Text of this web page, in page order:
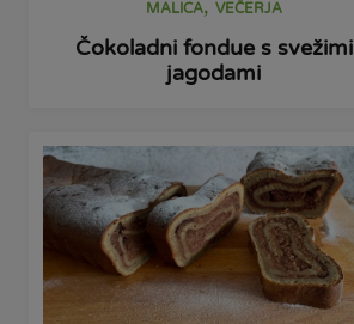
MALICA VEČERJA
Čokoladni fondue s svežimi
jagodami